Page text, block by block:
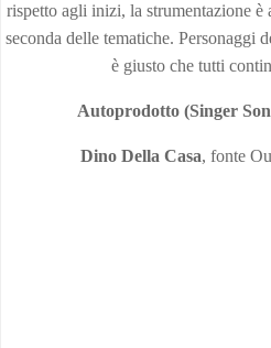
rispetto agli inizi, la strumentazione è
seconda delle tematiche. Personaggi
è giusto che tutti
Autoprodotto (Singer
Dino Della Casa, fonte